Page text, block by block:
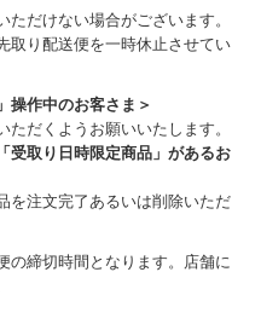
ただけない場合がございます。
取り配送便を一時休止させてい
操作中のお客さま＞
だくようお願いいたします。
受取り日時限定商品」があるお
を注文完了あるいは削除いただ
の締切時間となります。店舗に